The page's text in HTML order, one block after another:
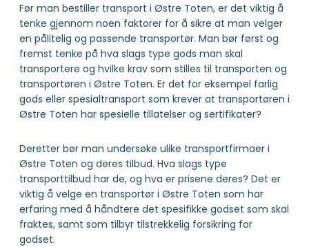
Før man bestiller transport i Østre Toten, er det viktig å
tenke gjennom noen faktorer for å sikre at man velger
en pålitelig og passende transportør. Man bør først og
fremst tenke på hva slags type gods man skal
transportere og hvilke krav som stilles til transporten og
transportøren i Østre Toten. Er det for eksempel farlig
gods eller spesialtransport som krever at transportøren i
Østre Toten har spesielle tillatelser og sertifikater?
Deretter bør man undersøke ulike transportfirmaer i
Østre Toten og deres tilbud. Hva slags type
transporttilbud har de, og hva er prisene deres? Det er
viktig å velge en transportør i Østre Toten som har
erfaring med å håndtere det spesifikke godset som skal
fraktes, samt som tilbyr tilstrekkelig forsikring for
godset.